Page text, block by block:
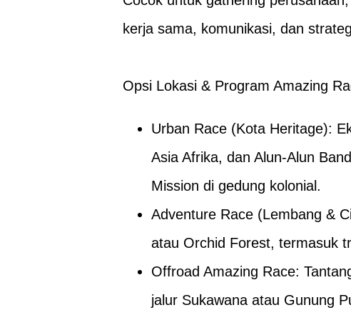
kerja sama, komunikasi, dan
Opsi Lokasi & Program Amazing
Urban Race (Kota Heritage):
Asia Afrika, dan Alun-Alun
Mission di gedung kolonial.
Adventure Race (Lembang &
atau Orchid Forest, termasuk
Offroad Amazing Race:
jalur Sukawana atau Gunung